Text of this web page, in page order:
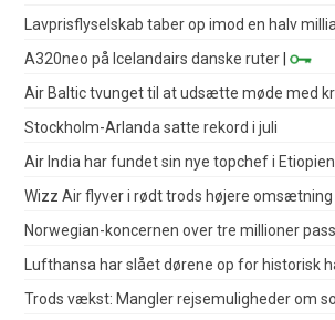
Lavprisflyselskab taber op imod en halv
A320neo på Icelandairs danske ruter |
Air Baltic tvunget til at udsætte møde med
Stockholm-Arlanda satte rekord i juli
Air India har fundet sin nye topchef i Etiopien
Wizz Air flyver i rødt trods højere omsætning
Norwegian-koncernen over tre millioner
Lufthansa har slået dørene op for historisk
Trods vækst: Mangler rejsemuligheder om